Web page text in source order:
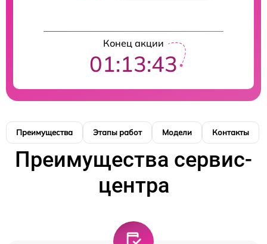
Конец акции
01:13:42
Преимущества Этапы работ Модели Контакты
Преимущества сервис-
центра